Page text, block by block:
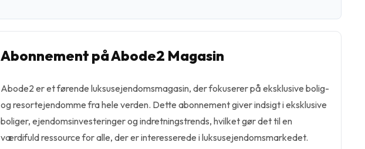
Abonnement på Abode2 Magasin
Abode2 er et førende luksusejendomsmagasin, der fokuserer på eksklusive bolig-
og resortejendomme fra hele verden. Dette abonnement giver indsigt i eksklusive
boliger, ejendomsinvesteringer og indretningstrends, hvilket gør det til en
værdifuld ressource for alle, der er interesserede i luksusejendomsmarkedet.